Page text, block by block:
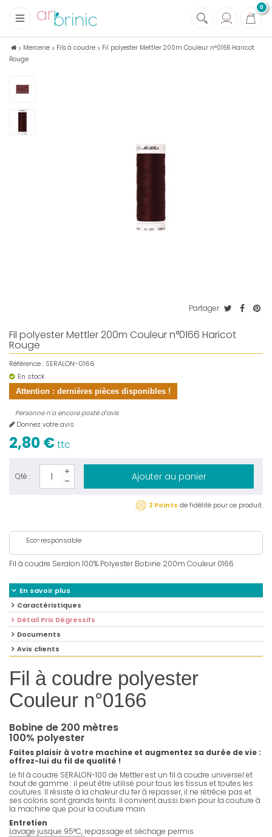
0
+
Tissus
Mercerie
Soins et Santé au naturel
Lectures
Mercerie Fils à coudre
Fil polyester Mettler 200m Couleur n°0166 Haricot
Rouge
Partager
Fil polyester Mettler 200m Couleur n°0166 Haricot
Rouge
Référence : SERALON-0166
En stock
Attention : dernières pièces disponibles !
Personne n'a encore posté d'avis
Donnez votre avis
2,80 €ttc
Qté : Ajouter au panier
2 Points de fidélité pour ce produit.
Eco-responsable
Fil à coudre Seralon 100% Polyester Bobine 200m Couleur 0166
En savoir plus
Caractéristiques
Détail Prix Dégressifs
Documents
Avis clients
Fil à coudre polyester
Couleur n°0166
Bobine de 200 mètres
100% polyester
Faites plaisir à votre machine et augmentez sa durée de vie :
offrez-lui du fil de qualité !
Le fil à coudre SERALON-100 de Mettler est un fil à coudre universel et
haut de gamme : il peut être utilisé pour tous les tissus et toutes les
coutures. Il résiste à la chaleur du fer à repasser, il ne rétrécie pas et
ses coloris sont grands teints. Il convient aussi bien pour la couture à
la machine que pour la couture main.
Entretien
Lavage jusque 95°C, repassage et séchage permis.